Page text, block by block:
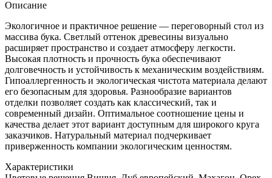
Описание
Экологичное и практичное решение — переговорный стол из
массива бука. Светлый оттенок древесины визуально
расширяет пространство и создает атмосферу легкости.
Высокая плотность и прочность бука обеспечивают
долговечность и устойчивость к механическим воздействиям.
Гипоаллергенность и экологическая чистота материала делают
его безопасным для здоровья. Разнообразие вариантов
отделки позволяет создать как классический, так и
современный дизайн. Оптимальное соотношение цены и
качества делает этот вариант доступным для широкого круга
заказчиков. Натуральный материал подчеркивает
приверженность компании экологическим ценностям.
Характеристики